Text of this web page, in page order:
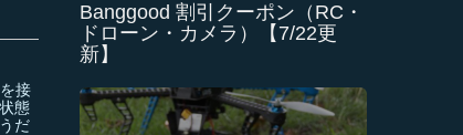
接
態
だ
Banggood 割引クーポン（RC・
ドローン・カメラ）【7/22更
新】